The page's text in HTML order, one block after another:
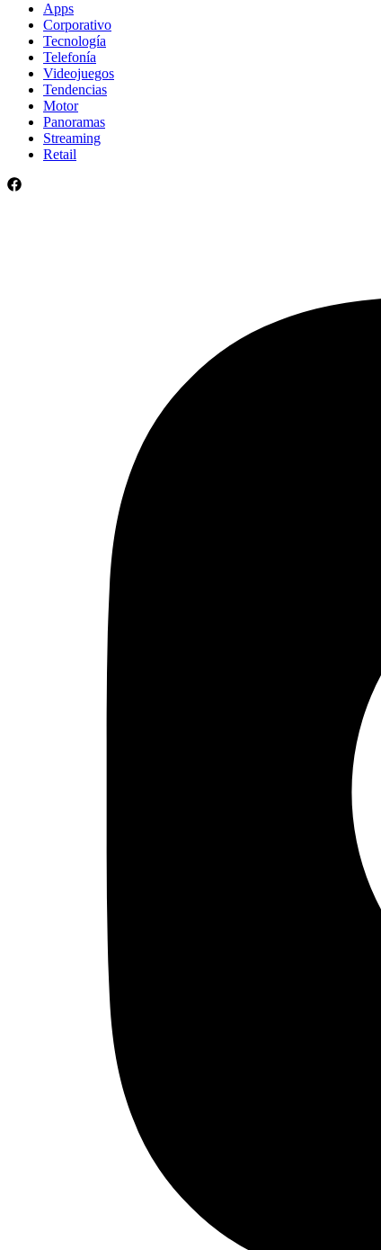
Apps
Corporativo
Tecnología
Telefonía
Videojuegos
Tendencias
Motor
Panoramas
Streaming
Retail